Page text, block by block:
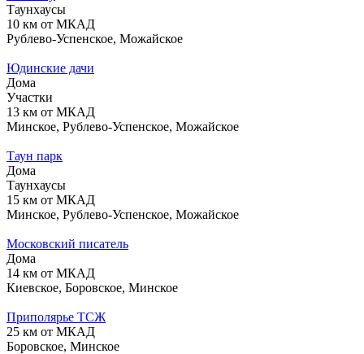
Таунхаусы
10 км от МКАД
Рублево-Успенское, Можайское
Юдинские дачи
Дома
Участки
13 км от МКАД
Минское, Рублево-Успенское, Можайское
Таун парк
Дома
Таунхаусы
15 км от МКАД
Минское, Рублево-Успенское, Можайское
Московский писатель
Дома
14 км от МКАД
Киевское, Боровское, Минское
Приполярье ТСЖ
25 км от МКАД
Боровское, Минское